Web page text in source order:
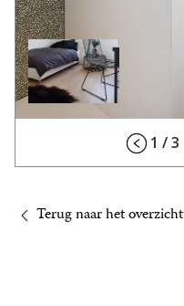
1 / 3
Terug naar het overzicht